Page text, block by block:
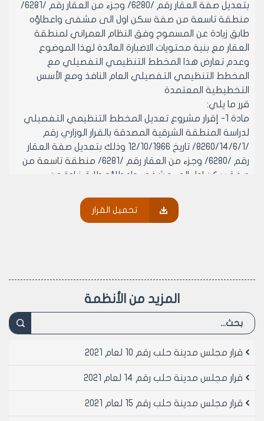
بتعديل صفة العقار رقم /6280/ وجزء من العقار رقم /6281/
منطقة تاسعة من صفة سكن اول الى مشفى واعطاؤه
طابق زيادة عن المسموح وفق النظام العمراني لمنطقة
العقار مع بنية محتويات الاضبارة العائدة لهذا الموضوع
وعدم تعارض هذا المخطط التنظيمي التفصيلي مع
المخطط التنظيمي التفصيلي العام النافذ ومع الأسس
التخطيطية المعتمدة
قرر ما يلي:
مادة 1- إقرار مشروع تعديل المخطط التنظيمي التفصيلي
لدراسة المنطقة الشرقية المصدقة بالقرار الوزاري رقم
/8260/14/6/1/ تاريخ 12/10/1966 وذلك بتعديل صفة العقار
رقم /6280/ وجزء من العقار رقم /6281/ منطقة تاسعة من
صفة سكن اول الى مشفى واعطاؤه طابق زيادة عن
على أعلاه من قبل السيد رئيس مجلس المدينة
تحميل القرار
المزيد من الأنظمة
قرار مجلس مدينة حلب رقم 10 لعام 2021
قرار مجلس مدينة حلب رقم 14 لعام 2021
قرار مجلس مدينة حلب رقم 15 لعام 2021